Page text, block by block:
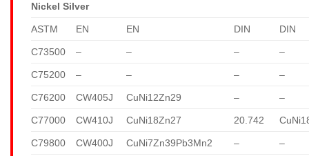
Nickel Silver
ASTM EN EN DIN DIN
C73500 – – – –
C75200 – – – –
C76200 CW405J CuNi12Zn29 – –
C77000 CW410J CuNi18Zn27 20.742
C79800 CW400J CuNi7Zn39Pb3Mn2 – –